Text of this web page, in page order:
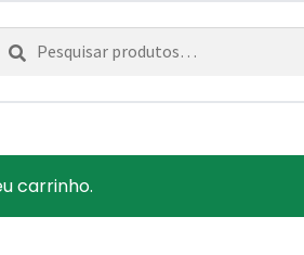
Pesquisar
por:
Pesquisa
carrinho.